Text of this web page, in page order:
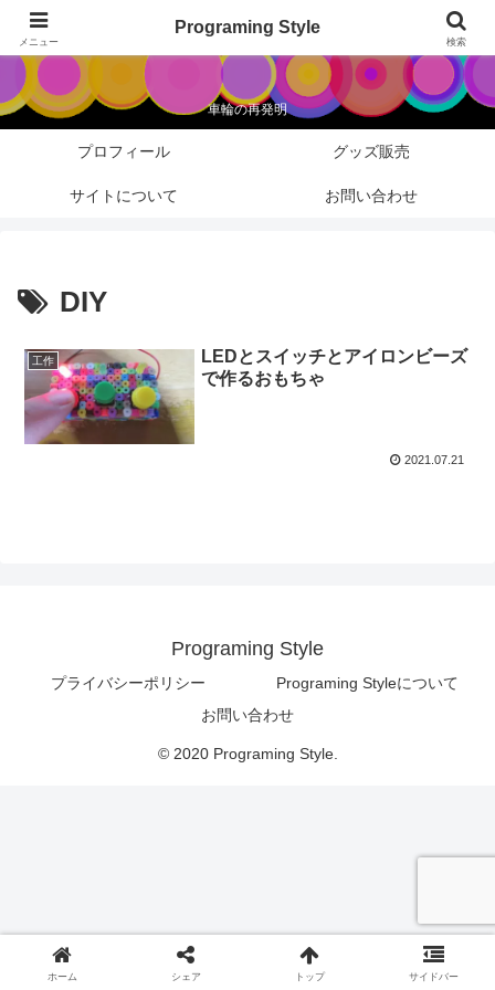
Programing Style
車輪の再発明
プロフィール グッズ販売
サイトについて お問い合わせ
DIY
工作
LEDとスイッチとアイロンビーズ
で作るおもちゃ
2021.07.21
Programing Style
プライバシーポリシー
Programing Styleについて
お問い合わせ
© 2020 Programing Style.
メニュー
Programing Style
検索
ホーム シェア トップ サイドバー